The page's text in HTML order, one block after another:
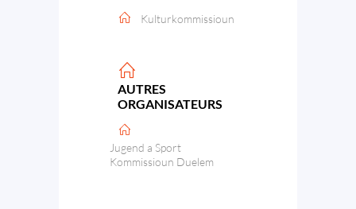
Kulturkommissioun
AUTRES
ORGANISATEURS
Jugend a Sport
Kommissioun Duelem